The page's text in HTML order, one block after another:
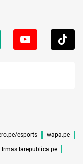
esports wapa.pe
lrmas.larepublica.pe